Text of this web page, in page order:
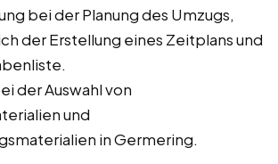
bei der Planung des Umzugs,
der Erstellung eines Zeitplans und
der Auswahl von
und
in Germering.